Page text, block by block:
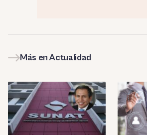
Más en Actualidad